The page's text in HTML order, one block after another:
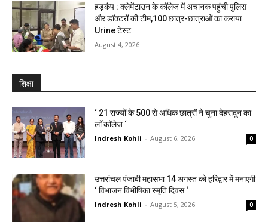
हड़कंप : क्लेमेंटाउन के कॉलेज में अचानक पहुंची पुलिस
और डॉक्टरों की टीम,100 छात्र-छात्राओं का कराया
Urine टेस्ट
August 4, 2026
शिक्षा
‘ 21 राज्यों के 500 से अधिक छात्रों ने चुना देहरादून का
लाॅ काॅलेज ‘
Indresh Kohli - August 6, 2026 0
उत्तरांचल पंजाबी महासभा 14 अगस्त को हरिद्वार में मनाएगी
‘ विभाजन विभीषिका स्मृति दिवस ‘
Indresh Kohli - August 5, 2026 0